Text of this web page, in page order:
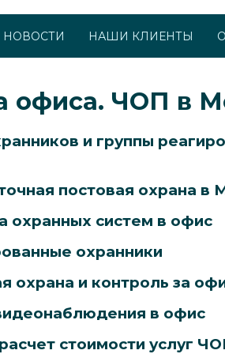
НОВОСТИ НАШИ КЛИЕНТЫ
офиса. ЧОП в
и группы
постовая охрана в
охранных систем в офис
охранники
охрана и контроль за
в офис
стоимости услуг